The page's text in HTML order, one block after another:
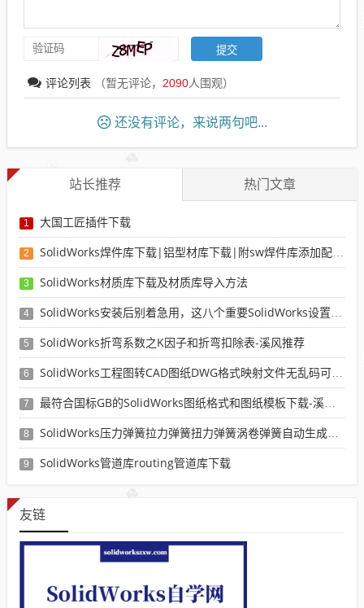
评论列表 （暂无评论， 2090人围观）
还没有评论，来说两句吧...
站长推荐 热门文章
1 大国工匠插件下载
2 SolidWorks焊件库下载|铝型材库下载|附sw焊件库添加配置使用教程
3 SolidWorks材质库下载及材质库导入方法
4 SolidWorks安装后别着急用，这八个重要SolidWorks设置可以提高你的画图效率
5 SolidWorks折弯系数之K因子和折弯扣除表-溪风推荐
6 SolidWorks工程图转CAD图纸DWG格式映射文件无乱码可分层-溪风亲测推荐
7 最符合国标GB的SolidWorks图纸格式和图纸模板下载-溪风专用版
8 SolidWorks压力弹簧拉力弹簧扭力弹簧涡卷弹簧自动生成宏程序下载
9 SolidWorks管道库routing管道库下载
友链